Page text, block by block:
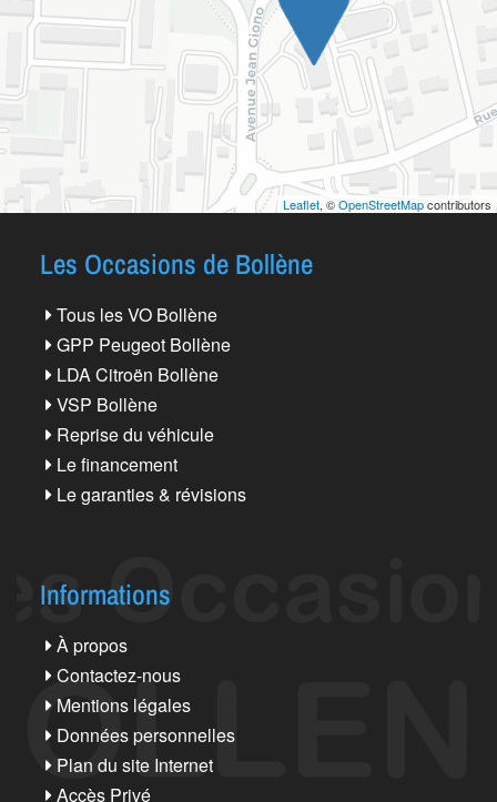
Leaflet, ©OpenStreetMapcontributors
Les Occasions de Bollène
Tous les VO Bollène
GPP Peugeot Bollène
LDA Citroën Bollène
VSP Bollène
Reprise du véhicule
Le financement
Le garanties & révisions
Informations
À propos
Contactez-nous
Mentions légales
Données personnelles
Plan du site Internet
Accès Privé